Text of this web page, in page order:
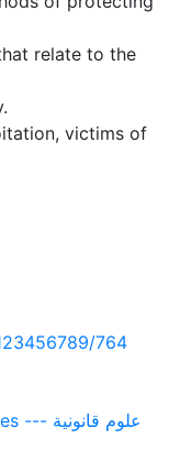
relate to the
victims of
764
- [ VRPG-Doc-Sc] Sciences juridiques --- علوم قانونية